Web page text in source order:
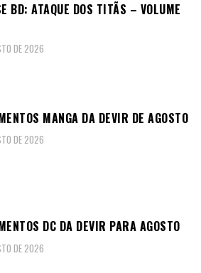
BD: ATAQUE DOS TITÃS – VOLUME
DE 2026
MANGA DA DEVIR DE AGOSTO
DE 2026
DC DA DEVIR PARA AGOSTO
DE 2026